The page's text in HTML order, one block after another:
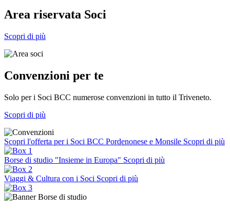
Area riservata Soci
Scopri di più
Convenzioni per te
Solo per i Soci BCC numerose convenzioni in tutto il Triveneto.
Scopri di più
Scopri l'offerta per i Soci BCC Pordenonese e Monsile Scopri di più
Borse di studio "Insieme in Europa" Scopri di più
Viaggi & Cultura con i Soci Scopri di più